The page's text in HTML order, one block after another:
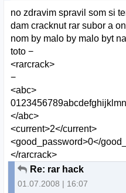
no zdravim spravil som si
dam cracknut rar subor a
nom by malo by malo byt
toto −
<rarcrack>
−
<abc>
</abc>
<current>2</current>
<good_password>0</
</rarcrack>
Re: rar hack
01.07.2008 | 16:07